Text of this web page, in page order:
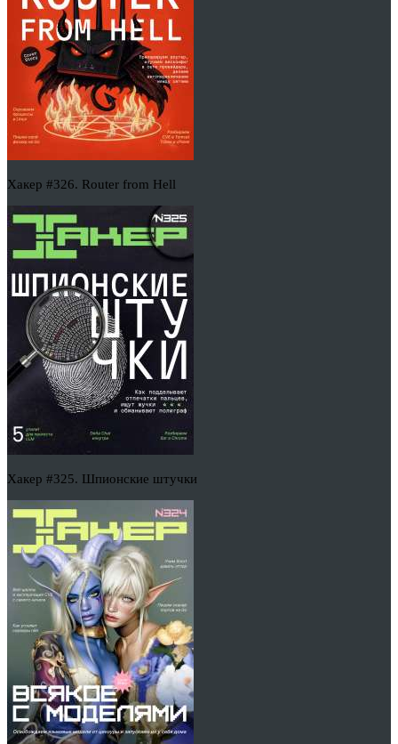
Хакер #326. Router from Hell
Хакер #325. Шпионские штучки